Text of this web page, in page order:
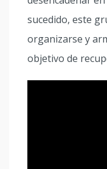
sucedido, este
organizarse y
objetivo de